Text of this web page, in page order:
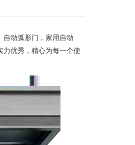
自动弧形门，家用自动
力优秀，精心为每一个使